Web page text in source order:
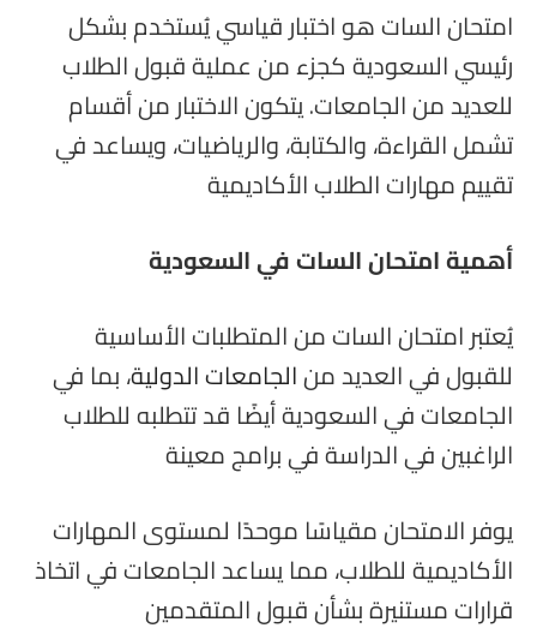
امتحان السات هو اختبار قياسي يُستخدم بشكل
رئيسي السعودية كجزء من عملية قبول الطلاب
للعديد من الجامعات. يتكون الاختبار من أقسام
تشمل القراءة، والكتابة، والرياضيات، ويساعد في
تقييم مهارات الطلاب الأكاديمية
أهمية امتحان السات في السعودية
يُعتبر امتحان السات من المتطلبات الأساسية
للقبول في العديد من الجامعات الدولية، بما في
الجامعات في السعودية أيضًا قد تتطلبه للطلاب
الراغبين في الدراسة في برامج معينة
يوفر الامتحان مقياسًا موحدًا لمستوى المهارات
الأكاديمية للطلاب، مما يساعد الجامعات في اتخاذ
قرارات مستنيرة بشأن قبول المتقدمين